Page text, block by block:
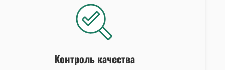
Контроль качества